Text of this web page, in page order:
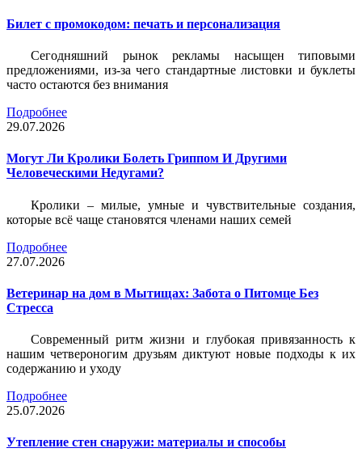
Билет c промокодом: печать и персонализация
Сегодняшний рынок рекламы насыщен типовыми
предложениями, из-за чего стандартные листовки и буклеты
часто остаются без внимания
Подробнее
29.07.2026
Могут Ли Кролики Болеть Гриппом И Другими
Человеческими Недугами?
Кролики – милые, умные и чувствительные создания,
которые всё чаще становятся членами наших семей
Подробнее
27.07.2026
Ветеринар на дом в Мытищах: Забота о Питомце Без
Стресса
Современный ритм жизни и глубокая привязанность к
нашим четвероногим друзьям диктуют новые подходы к их
содержанию и уходу
Подробнее
25.07.2026
Утепление стен снаружи: материалы и способы